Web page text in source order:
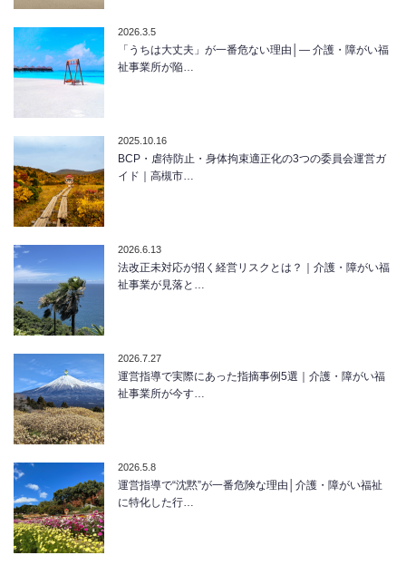
2026.3.5
「うちは大丈夫」が一番危ない理由│― 介護・障がい福
祉事業所が陥…
2025.10.16
BCP・虐待防止・身体拘束適正化の3つの委員会運営ガ
イド｜高槻市…
2026.6.13
法改正未対応が招く経営リスクとは？｜介護・障がい福
祉事業が見落と…
2026.7.27
運営指導で実際にあった指摘事例5選｜介護・障がい福
祉事業所が今す…
2026.5.8
運営指導で“沈黙”が一番危険な理由│介護・障がい福祉
に特化した行…